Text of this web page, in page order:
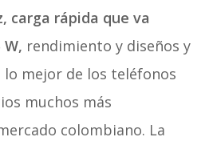
carga rápida que va
rendimiento y diseños y
lo mejor de los teléfonos
muchos más
colombiano. La